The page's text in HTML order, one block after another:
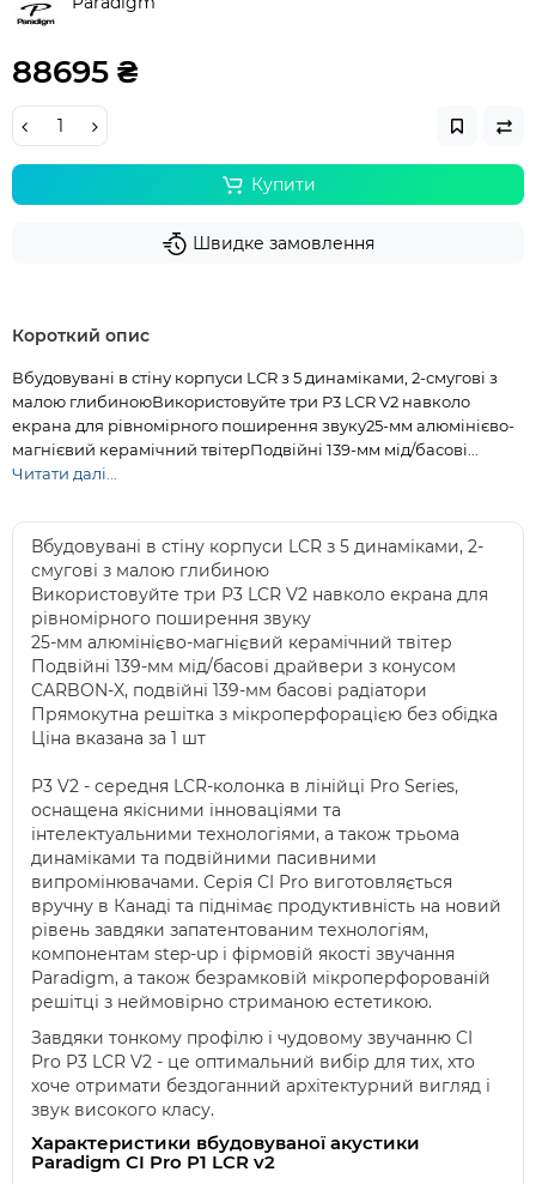
88695 ₴
Купити
Швидке замовлення
Короткий опис
Вбудовувані в стіну корпуси LCR з 5 динаміками, 2-смугові з
малою глибиноюВикористовуйте три P3 LCR V2 навколо
екрана для рівномірного поширення звуку25-мм алюмінієво-
магнієвий керамічний твітерПодвійні 139-мм мід/басові...
Читати далі...
Вбудовувані в стіну корпуси LCR з 5 динаміками, 2-
смугові з малою глибиною
Використовуйте три P3 LCR V2 навколо екрана для
рівномірного поширення звуку
25-мм алюмінієво-магнієвий керамічний твітер
Подвійні 139-мм мід/басові драйвери з конусом
CARBON-X, подвійні 139-мм басові радіатори
Прямокутна решітка з мікроперфорацією без обідка
Ціна вказана за 1 шт
P3 V2 - середня LCR-колонка в лінійці Pro Series,
оснащена якісними інноваціями та
інтелектуальними технологіями, а також трьома
динаміками та подвійними пасивними
випромінювачами. Серія CI Pro виготовляється
вручну в Канаді та піднімає продуктивність на новий
рівень завдяки запатентованим технологіям,
компонентам step-up і фірмовій якості звучання
Paradigm, а також безрамковій мікроперфорованій
решітці з неймовірно стриманою естетикою.
Завдяки тонкому профілю і чудовому звучанню CI
Pro P3 LCR V2 - це оптимальний вибір для тих, хто
хоче отримати бездоганний архітектурний вигляд і
звук високого класу.
Характеристики вбудовуваної акустики
Paradigm CI Pro P1 LCR v2